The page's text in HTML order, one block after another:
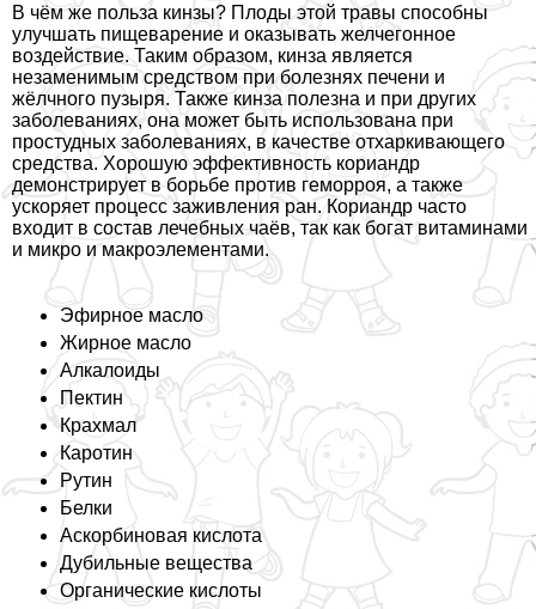
В чём же польза кинзы? Плоды этой травы способны
улучшать пищеварение и оказывать желчегонное
воздействие. Таким образом, кинза является
незаменимым средством при болезнях печени и
жёлчного пузыря. Также кинза полезна и при других
заболеваниях, она может быть использована при
простудных заболеваниях, в качестве отхаркивающего
средства. Хорошую эффективность кориандр
демонстрирует в борьбе против геморроя, а также
ускоряет процесс заживления ран. Кориандр часто
входит в состав лечебных чаёв, так как богат витаминами
и микро и макроэлементами.
Эфирное масло
Жирное масло
Алкалоиды
Пектин
Крахмал
Каротин
Рутин
Белки
Аскорбиновая кислота
Дубильные вещества
Органические кислоты